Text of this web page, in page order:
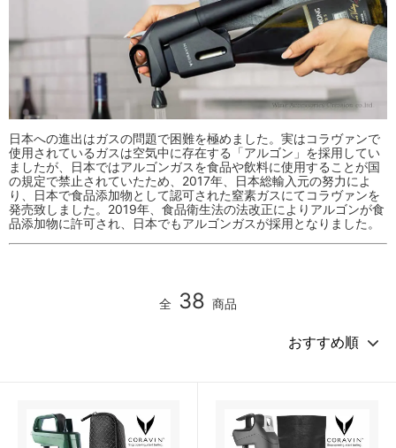
日本への進出はガスの問題で困難を極めました。実はコラヴァンで
使用されているガスは空気中に存在する「アルゴン」を採用してい
ましたが、日本ではアルゴンガスを食品や飲料に使用することが国
の規定で禁止されていたため、2017年、日本総輸入元の努力によ
り、日本で食品添加物として認可された窒素ガスにてコラヴァンを
発売致しました。2019年、食品衛生法の法改正によりアルゴンが食
品添加物に許可され、日本でもアルゴンガスが採用となりました。
全 38 商品